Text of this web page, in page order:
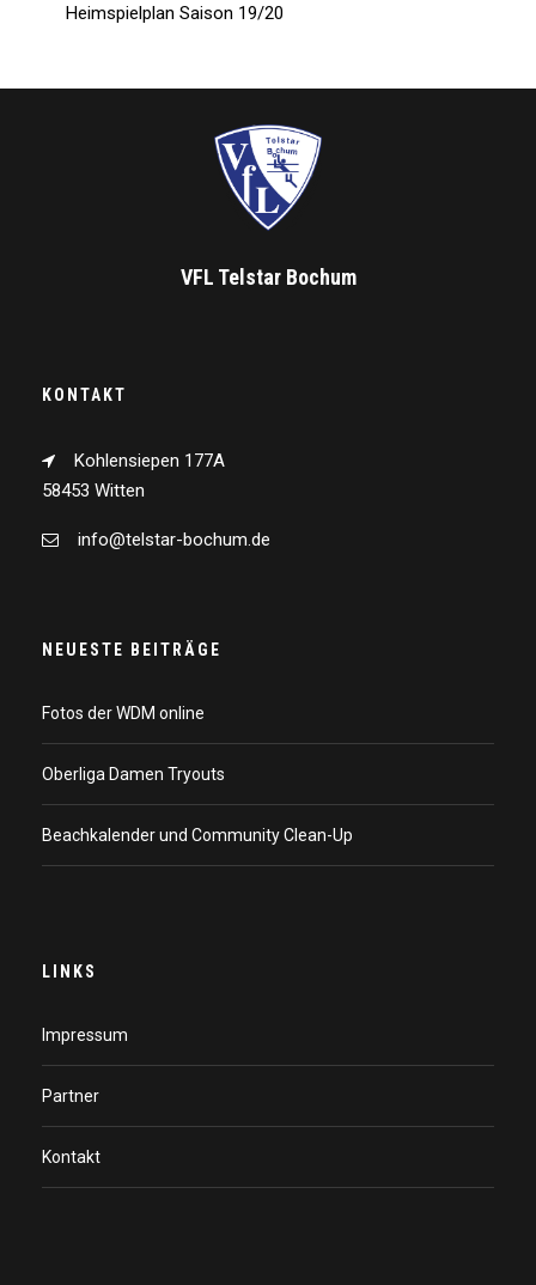
Heimspielplan Saison 19/20
VFL Telstar Bochum
KONTAKT
Kohlensiepen 177A
58453 Witten
info@telstar-bochum.de
NEUESTE BEITRÄGE
Fotos der WDM online
Oberliga Damen Tryouts
Beachkalender und Community Clean-Up
LINKS
Impressum
Partner
Kontakt